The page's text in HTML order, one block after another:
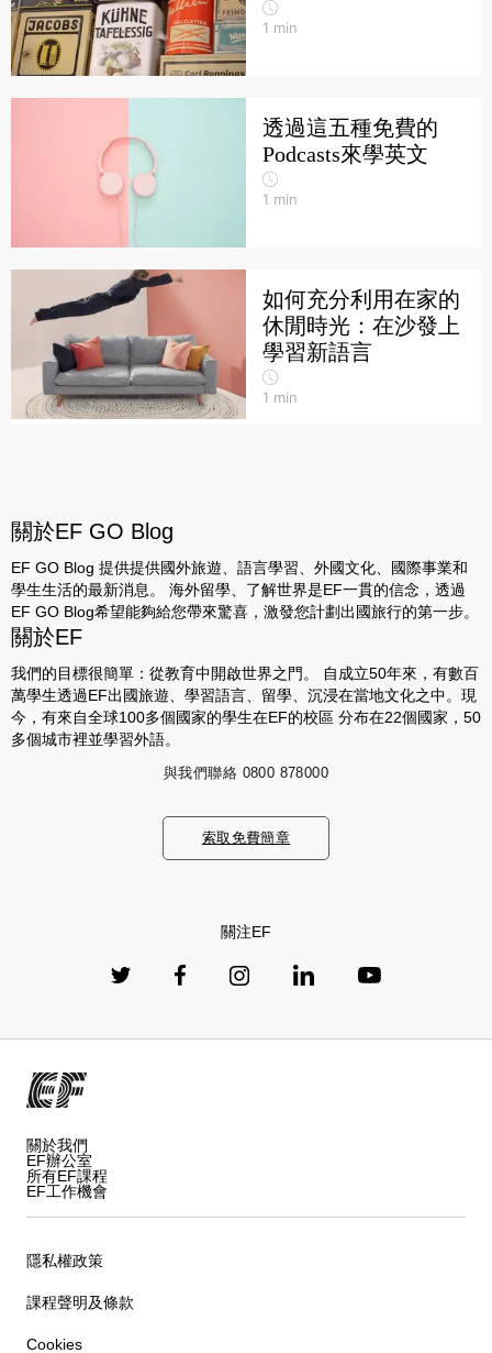
1 min
透過這五種免費的
Podcasts來學英文
1 min
如何充分利用在家的
休閒時光：在沙發上
學習新語言
1 min
關於EF GO Blog
EF GO Blog 提供提供國外旅遊、語言學習、外國文化、國際事業和
學生生活的最新消息。 海外留學、了解世界是EF一貫的信念，透過
EF GO Blog希望能夠給您帶來驚喜，激發您計劃出國旅行的第一步。
關於EF
我們的目標很簡單：從教育中開啟世界之門。 自成立50年來，有數百
萬學生透過EF出國旅遊、學習語言、留學、沉浸在當地文化之中。現
今，有來自全球100多個國家的學生在EF的校區 分布在22個國家，50
多個城市裡並學習外語。
與我們聯絡 0800 878000
索取免費簡章
關注EF
關於我們
EF辦公室
所有EF課程
EF工作機會
隱私權政策
課程聲明及條款
Cookies